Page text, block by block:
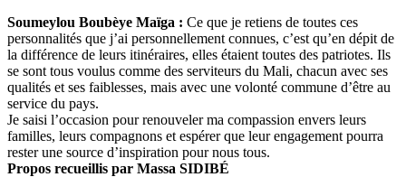
Soumeylou Boubèye Maïga : Ce que je retiens de toutes ces
personnalités que j’ai personnellement connues, c’est qu’en dépit de
la différence de leurs itinéraires, elles étaient toutes des patriotes. Ils
se sont tous voulus comme des serviteurs du Mali, chacun avec ses
qualités et ses faiblesses, mais avec une volonté commune d’être au
service du pays.
Je saisi l’occasion pour renouveler ma compassion envers leurs
familles, leurs compagnons et espérer que leur engagement pourra
rester une source d’inspiration pour nous tous.
Propos recueillis par Massa SIDIBÉ